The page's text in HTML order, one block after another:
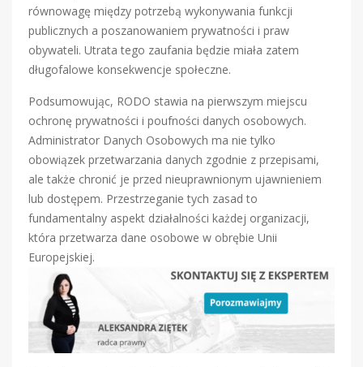
równowagę między potrzebą wykonywania funkcji
publicznych a poszanowaniem prywatności i praw
obywateli. Utrata tego zaufania będzie miała zatem
długofalowe konsekwencje społeczne.
Podsumowując, RODO stawia na pierwszym miejscu
ochronę prywatności i poufności danych osobowych.
Administrator Danych Osobowych ma nie tylko
obowiązek przetwarzania danych zgodnie z przepisami,
ale także chronić je przed nieuprawnionym ujawnieniem
lub dostępem. Przestrzeganie tych zasad to
fundamentalny aspekt działalności każdej organizacji,
która przetwarza dane osobowe w obrębie Unii
Europejskiej.